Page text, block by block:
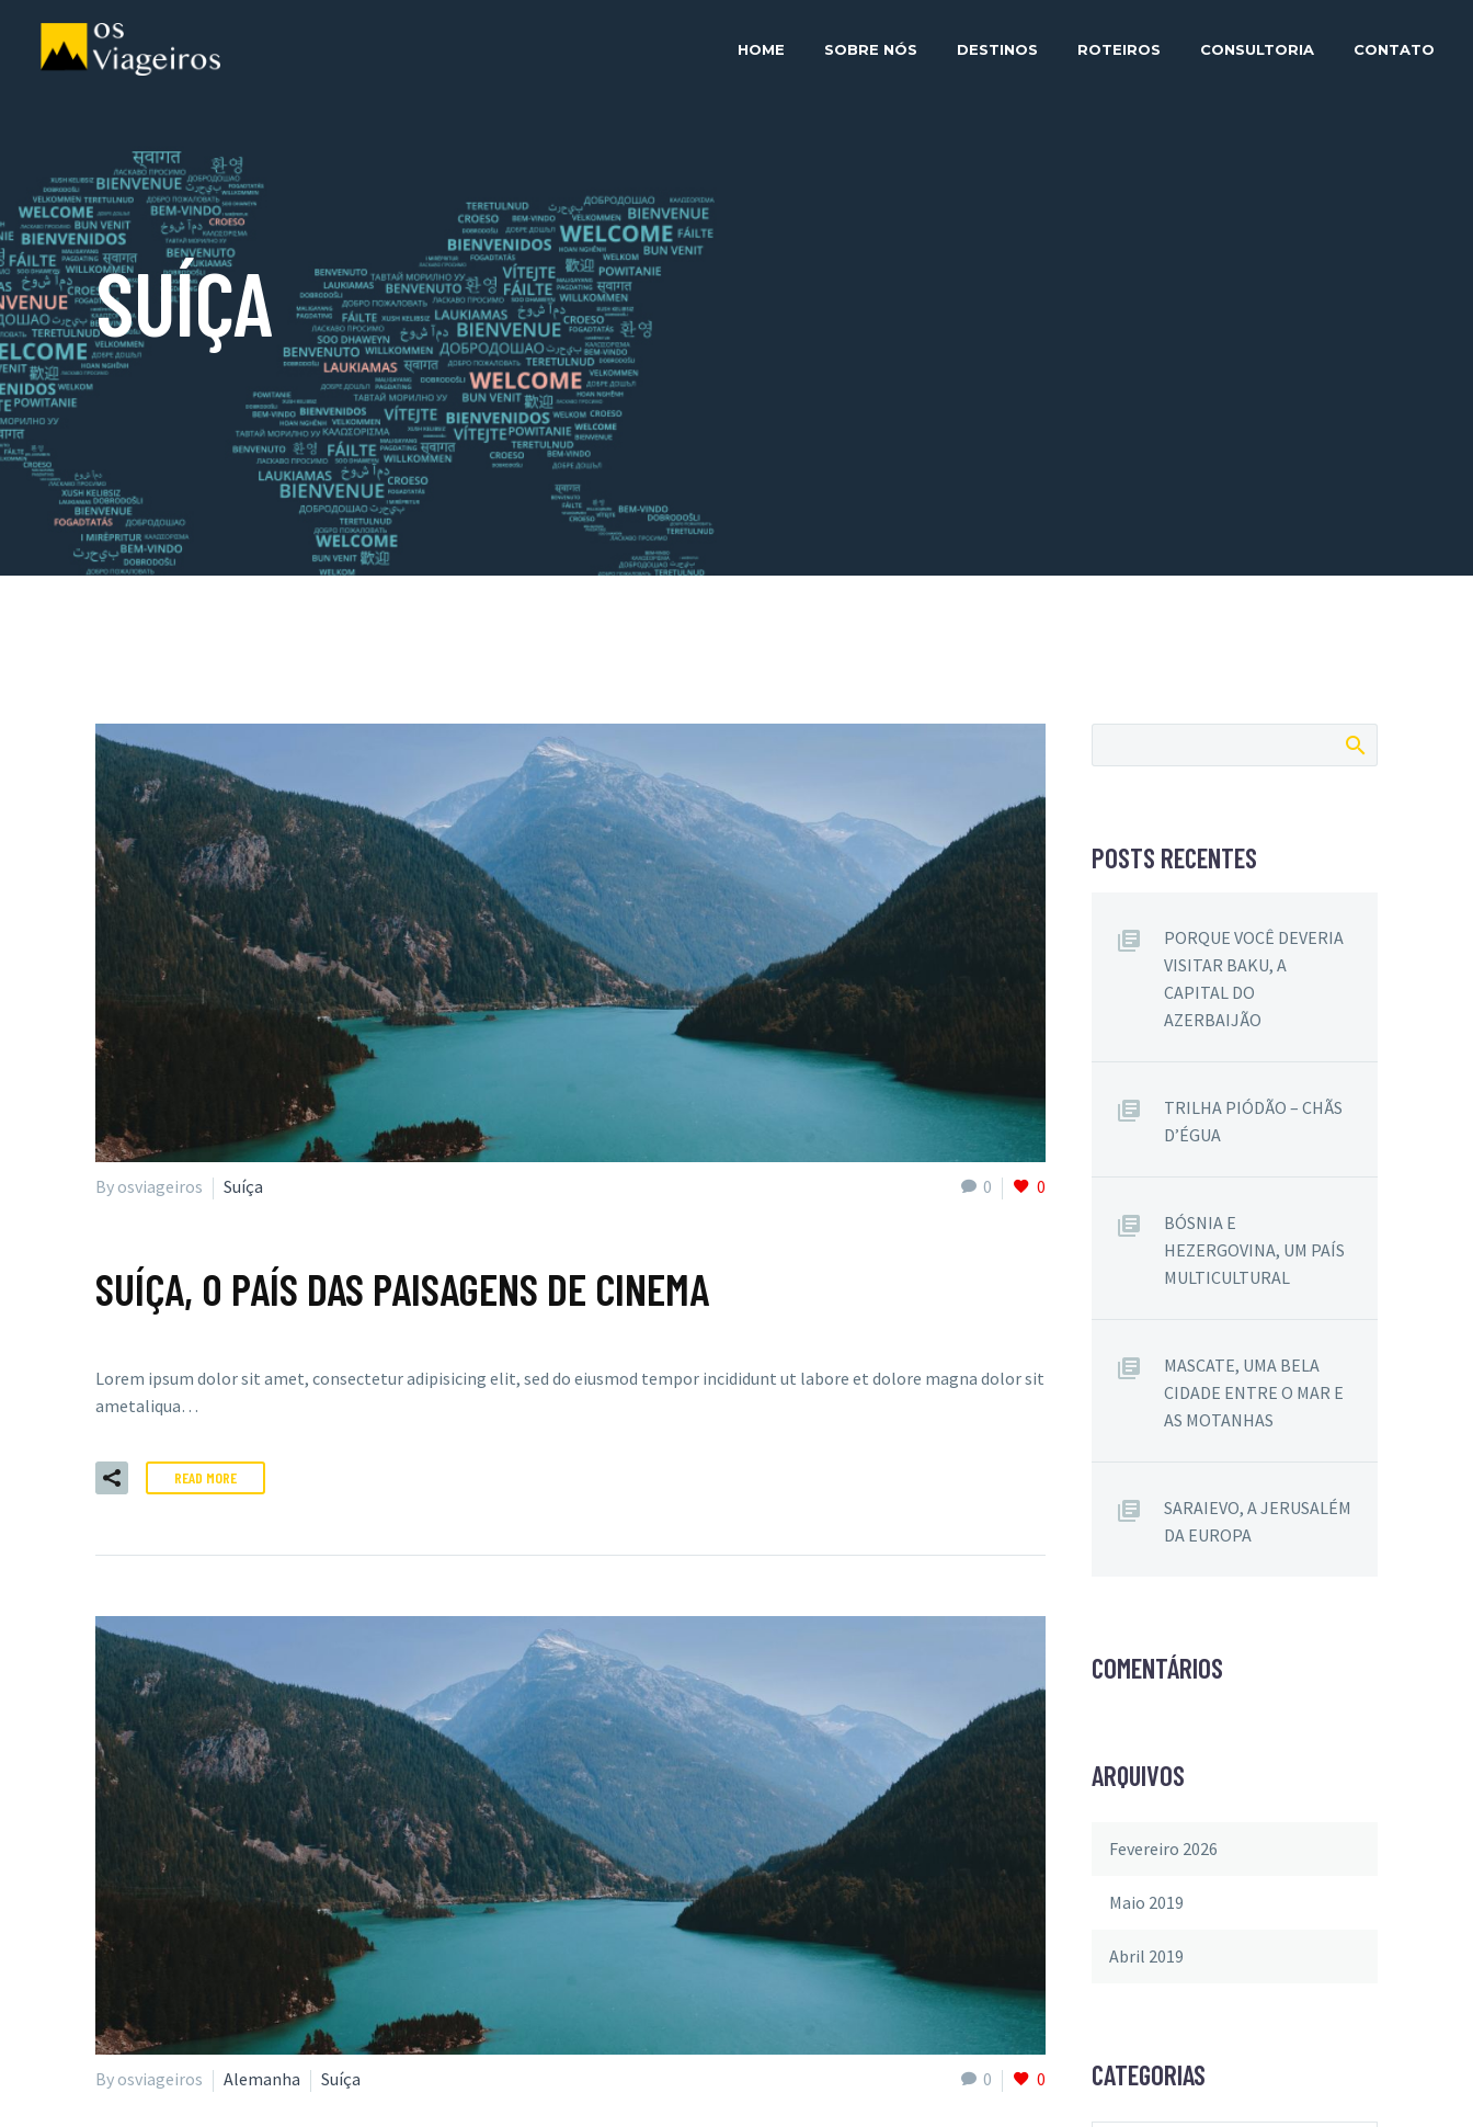
HOME SOBRE NÓS DESTINOS ROTEIROS CONSULTORIA CONTATO
SUÍÇA
0 0
By osviageiros Suíça
SUÍÇA, O PAÍS DAS PAISAGENS DE CINEMA
Lorem ipsum dolor sit amet, consectetur adipisicing elit, sed do eiusmod tempor incididunt ut labore et dolore magna dolor sit
ametaliqua…
READ MORE
0 0
By osviageiros Alemanha Suíça
POSTS RECENTES
PORQUE VOCÊ DEVERIA
VISITAR BAKU, A
CAPITAL DO
AZERBAIJÃO
TRILHA PIÓDÃO – CHÃS
D’ÉGUA
BÓSNIA E
HEZERGOVINA, UM PAÍS
MULTICULTURAL
MASCATE, UMA BELA
CIDADE ENTRE O MAR E
AS MOTANHAS
SARAIEVO, A JERUSALÉM
DA EUROPA
COMENTÁRIOS
ARQUIVOS
Fevereiro 2026
Maio 2019
Abril 2019
CATEGORIAS